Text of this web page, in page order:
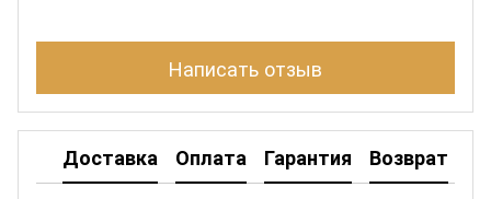
Написать отзыв
Доставка Оплата Гарантия Возврат